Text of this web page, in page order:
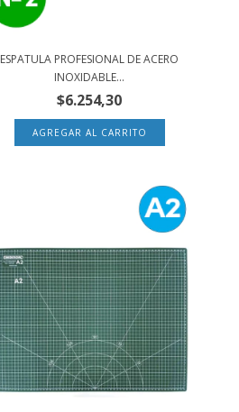
ESPATULA PROFESIONAL DE ACERO
INOXIDABLE...
$6.254,30